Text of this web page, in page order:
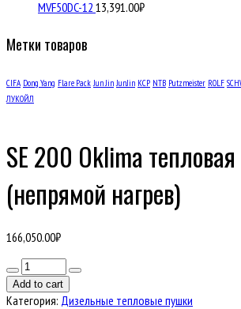
MVF50DC-12 13,391.00₽
Метки товаров
CIFA Dong Yang Flare Pack Jun Jin JunJin KCP NTB Putzmeister ROLF
ЛУКОЙЛ
SE 200 Oklima
(непрямой нагрев)
166,050.00₽
Количество
товара
SE
Add to cart
Категория: Дизельные тепловые пушки